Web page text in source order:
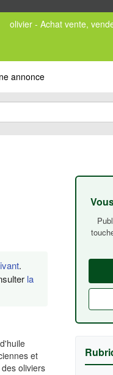
olivier - Achat vente,
annonce
.
la
et
oliviers